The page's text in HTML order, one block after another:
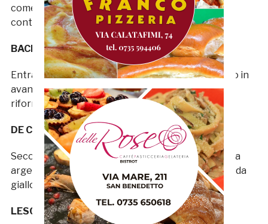
come dice anche Montero, deve solo trovare
continuità.
BACIO TERRACINO 5,5
Entra per cercare di imprimere un cambio di passo in
avanti, ma non riesce nell’obiettivo anche per un
rifornimento non adeguato.
DE CIANCIO S.V.
Secondo scampolo di partita per il centrocampista
argentino, che si nota soltanto per un intervento da
giallo sulla mediana.
LESCANO S.V.